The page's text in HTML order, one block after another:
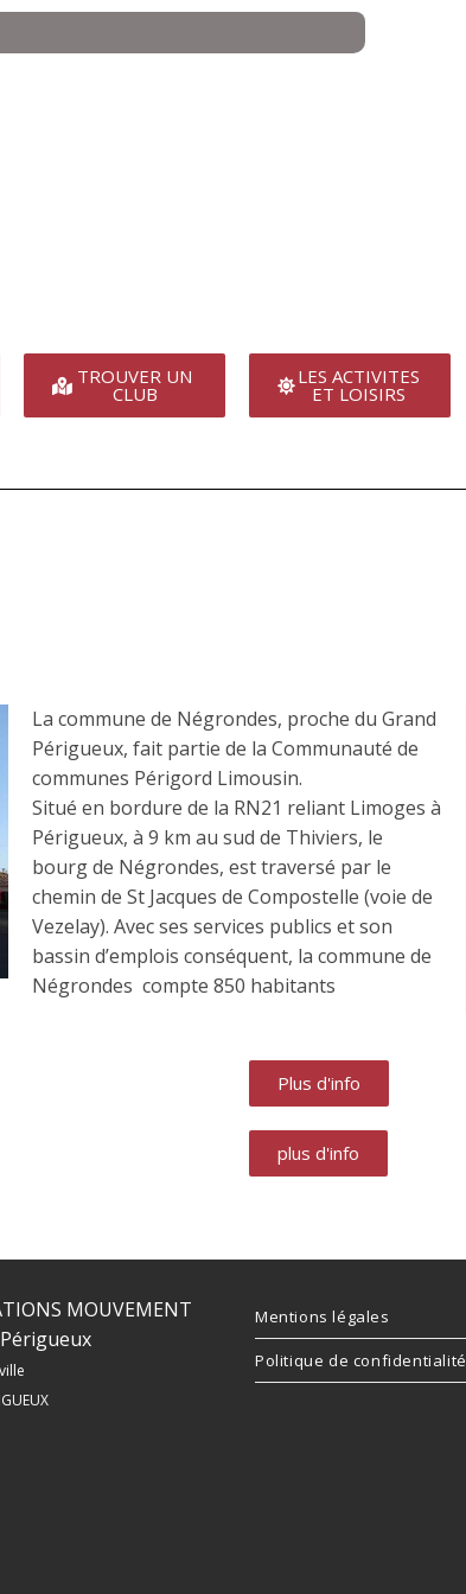
TROUVER UN
CLUB
LES ACTIVITES
ET LOISIRS
La commune de Négrondes, proche du Grand
Périgueux, fait partie de la Communauté de
communes Périgord Limousin.
Situé en bordure de la RN21 reliant Limoges à
Périgueux, à 9 km au sud de Thiviers, le
bourg de Négrondes, est traversé par le
chemin de St Jacques de Compostelle (voie de
Vezelay). Avec ses services publics et son
bassin d’emplois conséquent, la commune de
Négrondes compte 850 habitants
Plus d'info
plus d'info
MOUVEMENT
Mentions légales
Politique de confidentialité